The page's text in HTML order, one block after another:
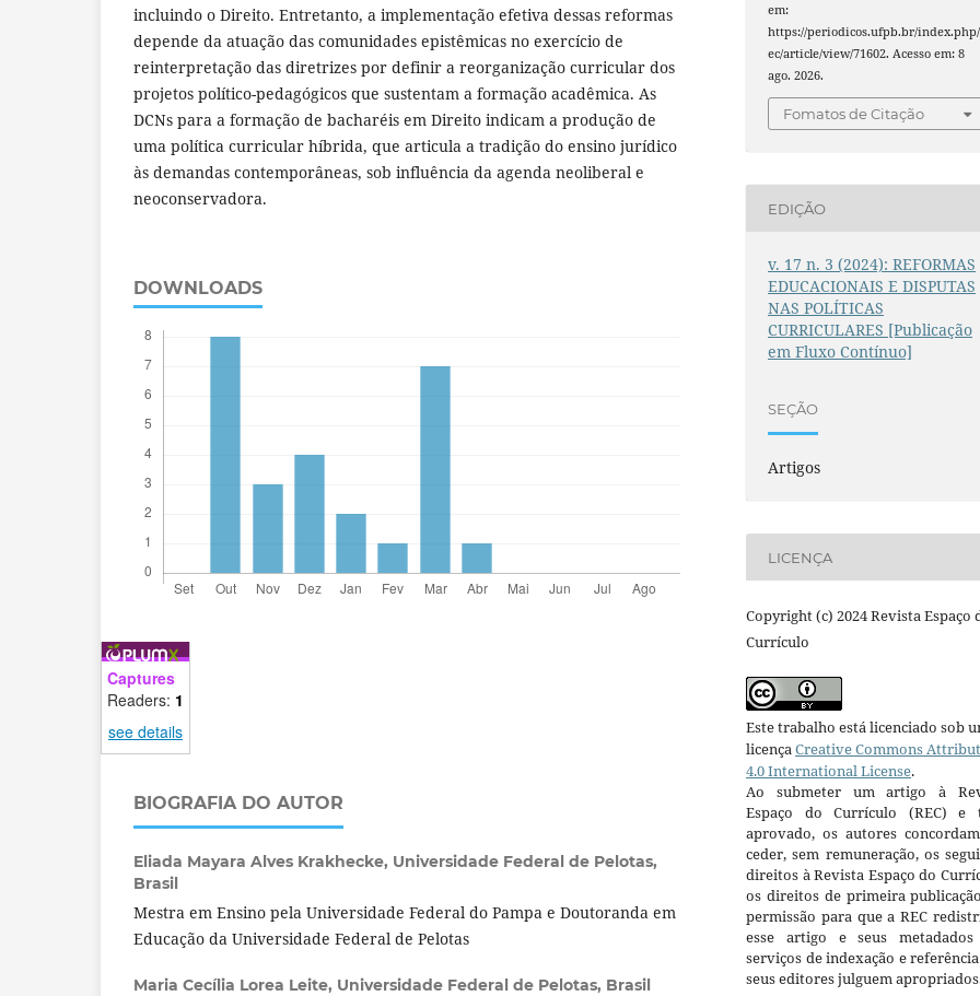
incluindo o Direito. Entretanto, a implementação efetiva dessas reformas
depende da atuação das comunidades epistêmicas no exercício de
reinterpretação das diretrizes por definir a reorganização curricular dos
projetos político-pedagógicos que sustentam a formação acadêmica. As
DCNs para a formação de bacharéis em Direito indicam a produção de
uma política curricular híbrida, que articula a tradição do ensino jurídico
às demandas contemporâneas, sob influência da agenda neoliberal e
neoconservadora.
DOWNLOADS
Captures
Readers: 1
see details
BIOGRAFIA DO AUTOR
Eliada Mayara Alves Krakhecke, Universidade Federal de Pelotas,
Brasil
Mestra em Ensino pela Universidade Federal do Pampa e Doutoranda em
Educação da Universidade Federal de Pelotas
Maria Cecília Lorea Leite, Universidade Federal de Pelotas, Brasil
em:
https://periodicos.ufpb.br/
ec/article/view/71602. Acesso em: 8
ago. 2026.
Fomatos de Citação
EDIÇÃO
v. 17 n. 3 (2024): REFORMAS
EDUCACIONAIS E DISPUTAS
NAS POLÍTICAS
CURRICULARES [Publicação
em Fluxo Contínuo]
SEÇÃO
Artigos
LICENÇA
Copyright (c) 2024 Revista Espaço
Currículo
Este trabalho está licenciado sob
licençaCreative Commons
4.0 International License.
Ao submeter um artigo à
Espaço do Currículo (REC) e
aprovado, os autores
ceder, sem remuneração, os
direitos à Revista Espaço do
os direitos de primeira
permissão para que a REC
esse artigo e seus metadados
serviços de indexação e
seus editores julguem